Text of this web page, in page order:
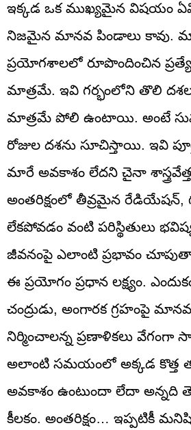
ఇక్కడ ఒక ముఖ్యమైన విషయం
నిజమైన మానవ పిండాలు కావు.
ప్రయోగశాలలో రూపొందించిన
మాత్రమే. ఇవి గర్భంలోని తొలి దశల
మాత్రమే పోలి ఉంటాయి. అంటే
రోజుల దశను సూచిస్తాయి. ఇవి
మారే అవకాశం లేదని చైనా
అంతరిక్షంలో తీవ్రమైన రేడియేషన్‌,
లేకపోవడం వంటి పరిస్థితులు
జీవనంపై ఎలాంటి ప్రభావం
ఈ ప్రయోగం ప్రధాన లక్ష్యం.
చంద్రుడు, అంగారక గ్రహంపై
నిర్మించాలన్న ప్రణాళికలు వేగంగా
అలాంటి సమయంలో అక్కడ కొత్త
అవకాశం ఉంటుందా లేదా అన్నది
కీలకం. అంతరిక్షం… ఇప్పటికీ